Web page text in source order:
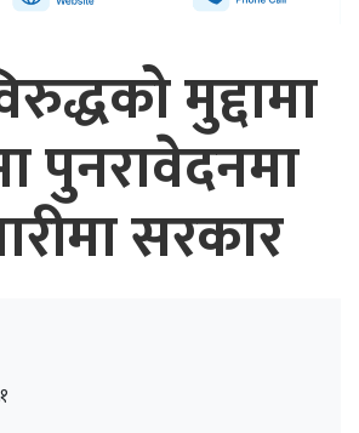
मुद्दामा
पुनरावेदनमा
सरकार